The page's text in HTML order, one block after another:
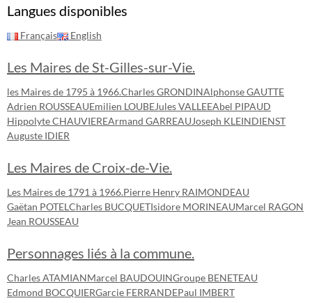
Langues disponibles
Français English
Les Maires de St-Gilles-sur-Vie.
les Maires de 1795 à 1966.Charles GRONDINAlphonse GAUTTE
Adrien ROUSSEAUEmilien LOUBEJules VALLEEAbel PIPAUD
Hippolyte CHAUVIEREArmand GARREAUJoseph KLEINDIENST
Auguste IDIER
Les Maires de Croix-de-Vie.
Les Maires de 1791 à 1966.Pierre Henry RAIMONDEAU
Gaëtan POTEL Charles BUCQUETIsidore MORINEAUMarcel RAGON
Jean ROUSSEAU
Personnages liés à la commune.
Charles ATAMIANMarcel BAUDOUINGroupe BENETEAU
Edmond BOCQUIERGarcie FERRANDEPaul IMBERT